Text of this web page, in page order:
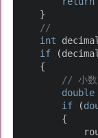
    }
//
int
if
    {
// 小数
double
if (
        {